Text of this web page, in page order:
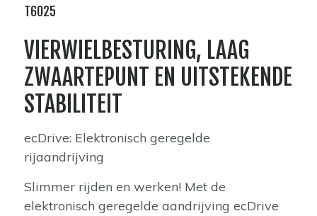
T6025
VIERWIELBESTURING, LAAG
ZWAARTEPUNT EN UITSTEKENDE
STABILITEIT
ecDrive: Elektronisch geregelde
rijaandrijving
Slimmer rijden en werken! Met de
elektronisch geregelde aandrijving ecDrive